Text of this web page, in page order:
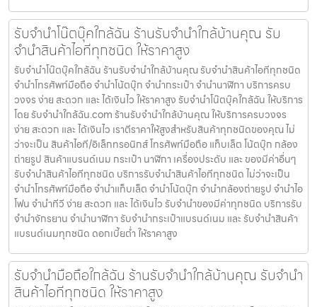
รับจำนำโน๊ตบุ๊คใกล้ฉัน ร้านรับจำนำใกล้บ้านคุณ รับ
จำนำสินค้าไอทีทุกชนิด ให้ราคาสูง
รับจำนำโน๊ตบุ๊คใกล้ฉัน ร้านรับจำนำใกล้บ้านคุณ รับจำนำสินค้าไอทีทุกชนิด
จำนำโทรศัพท์มือถือ จำนำโน้ตบุ๊ก จำนำกระเป๋า จำนำนาฬิกา บริการครบ
วงจร ง่าย สะดวก และ ได้เงินไว ให้ราคาสูง รับจำนำโน๊ตบุ๊คใกล้ฉัน ให้บริการ
โดย รับจํานําใกล้ฉัน.com ร้านรับจำนำใกล้บ้านคุณ ให้บริการครบวงจร
ง่าย สะดวก และ ได้เงินไว เราตีราคาให้สูงสำหรับสินค้าทุกชนิดของคุณ ไม่
ว่าจะเป็น สินค้าไอที/อิเล็กทรอนิกส์ โทรศัพท์มือถือ แท็บเล็ต โน้ตบุ๊ก กล้อง
ถ่ายรูป สินค้าแบรนด์เนม กระเป๋า นาฬิกา เครื่องประดับ และ ของมีค่าอื่นๆ
รับจำนำสินค้าไอทีทุกชนิด บริการรับจำนำสินค้าไอทีทุกชนิด ไม่ว่าจะเป็น
จำนำโทรศัพท์มือถือ จำนำแท็บเล็ต จำนำโน้ตบุ๊ก จำนำกล้องถ่ายรูป จำนำไอ
โฟน จำนำทีวี ง่าย สะดวก และ ได้เงินไว รับจำนำของมีค่าทุกชนิด บริการรับ
จำนำจักรยาน จำนำนาฬิกา รับจำนำกระเป๋าแบรนด์เนม และ รับจำนำสินค้า
แบรนด์เนมทุกชนิด ดอกเบี้ยต่ำ ให้ราคาสูง
รับจำนำมือถือใกล้ฉัน ร้านรับจำนำใกล้บ้านคุณ รับจำนำ
สินค้าไอทีทุกชนิด ให้ราคาสูง